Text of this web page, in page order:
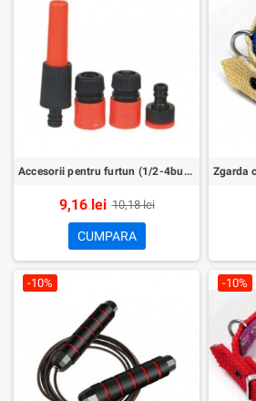
Accesorii pentru furtun (1/2-4buc./set)
9,16 lei 10,18 lei
CUMPARA
-10% -10%